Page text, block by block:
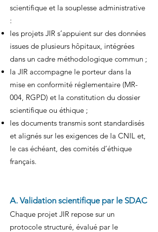
scientifique et la souplesse administrative
:
les projets JIR s’appuient sur des données
issues de plusieurs hôpitaux, intégrées
dans un cadre méthodologique commun ;
la JIR accompagne le porteur dans la
mise en conformité réglementaire (MR-
004, RGPD) et la constitution du dossier
scientifique ou éthique ;
les documents transmis sont standardisés
et alignés sur les exigences de la CNIL et,
le cas échéant, des comités d’éthique
français.
A. Validation scientifique par le SDAC
Chaque projet JIR repose sur un
protocole structuré, évalué par le